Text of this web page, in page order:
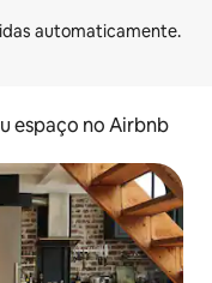
espaço no Airbnb